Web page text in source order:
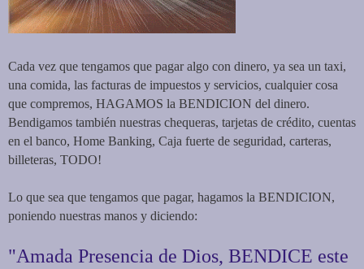
Cada vez que tengamos que pagar algo con dinero, ya sea un taxi,
una comida, las facturas de impuestos y servicios, cualquier cosa
que compremos, HAGAMOS la BENDICION del dinero.
Bendigamos también nuestras chequeras, tarjetas de crédito, cuentas
en el banco, Home Banking, Caja fuerte de seguridad, carteras,
billeteras, TODO!
Lo que sea que tengamos que pagar, hagamos la BENDICION,
poniendo nuestras manos y diciendo:
"Amada Presencia de Dios, BENDICE este